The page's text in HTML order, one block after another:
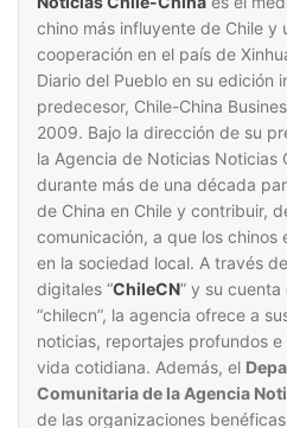
chino más influyente de Chile y
cooperación en el país de
Diario del Pueblo en su edición
predecesor, Chile-China
2009. Bajo la dirección de su
la Agencia de Noticias Noticias
durante más de una década
de China en Chile y contribuir,
comunicación, a que los chinos
en la sociedad local. A través
digitales “ChileCN” y su
“chilecn”, la agencia ofrece a
noticias, reportajes profundos
vida cotidiana. Además, el
Comunitaria de la Agencia
de las organizaciones